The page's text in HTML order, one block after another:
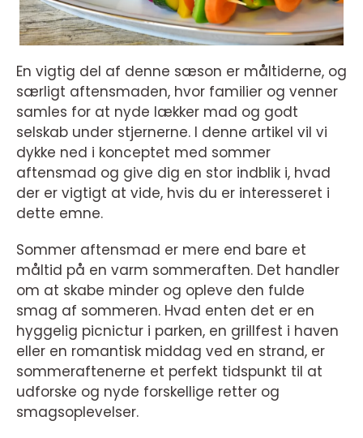
En vigtig del af denne sæson er måltiderne, og
særligt aftensmaden, hvor familier og venner
samles for at nyde lækker mad og godt
selskab under stjernerne. I denne artikel vil vi
dykke ned i konceptet med sommer
aftensmad og give dig en stor indblik i, hvad
der er vigtigt at vide, hvis du er interesseret i
dette emne.
Sommer aftensmad er mere end bare et
måltid på en varm sommeraften. Det handler
om at skabe minder og opleve den fulde
smag af sommeren. Hvad enten det er en
hyggelig picnictur i parken, en grillfest i haven
eller en romantisk middag ved en strand, er
sommeraftenerne et perfekt tidspunkt til at
udforske og nyde forskellige retter og
smagsoplevelser.